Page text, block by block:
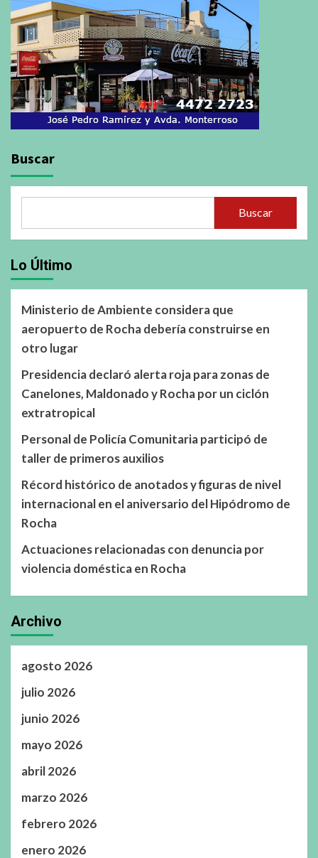
Buscar
Buscar
Lo Último
Ministerio de Ambiente considera que
aeropuerto de Rocha debería construirse en
otro lugar
Presidencia declaró alerta roja para zonas de
Canelones, Maldonado y Rocha por un ciclón
extratropical
Personal de Policía Comunitaria participó de
taller de primeros auxilios
Récord histórico de anotados y figuras de nivel
internacional en el aniversario del Hipódromo de
Rocha
Actuaciones relacionadas con denuncia por
violencia doméstica en Rocha
Archivo
agosto 2026
julio 2026
junio 2026
mayo 2026
abril 2026
marzo 2026
febrero 2026
enero 2026